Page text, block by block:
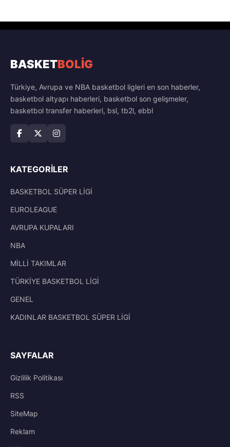
BASKETBOLİG
Türkiye, Avrupa ve NBA basketbol ligleri en son haberler,
basketbol altyapı haberleri, basketbol son gelişmeler,
basketbol transfer haberleri, bsl, tb2l, ebbl
KATEGORILER
BASKETBOL SÜPER LİGİ
EUROLEAGUE
AVRUPA KUPALARI
NBA
MİLLİ TAKIMLAR
TÜRKİYE BASKETBOL LİGİ
GENEL
KADINLAR BASKETBOL SÜPER LİGİ
SAYFALAR
Gizlilik Politikası
RSS
SiteMap
Reklam